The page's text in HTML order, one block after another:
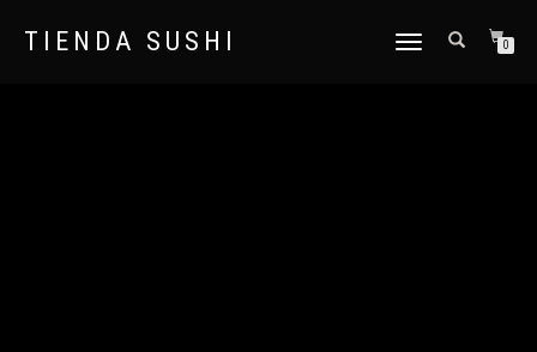
TIENDA SUSHI CAMBIAR NAVEGACIÓN
0